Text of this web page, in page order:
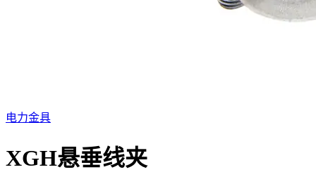
电力金具
XGH悬垂线夹